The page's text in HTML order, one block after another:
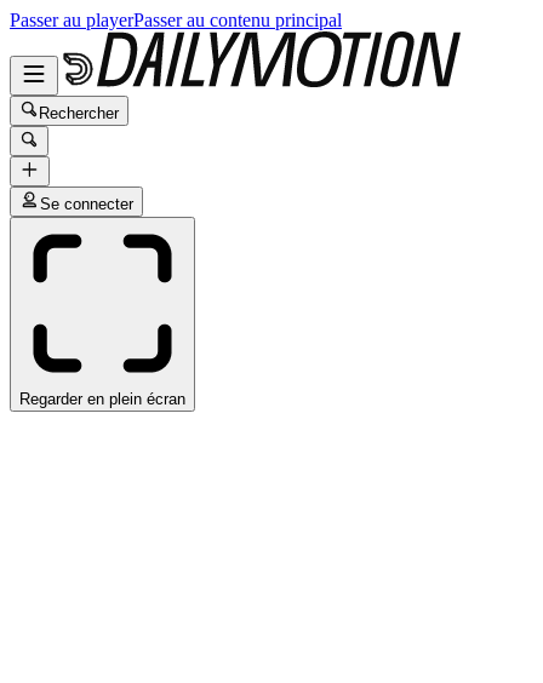
Passer au playerPasser au contenu principal
Rechercher
Se connecter
Regarder en plein écran